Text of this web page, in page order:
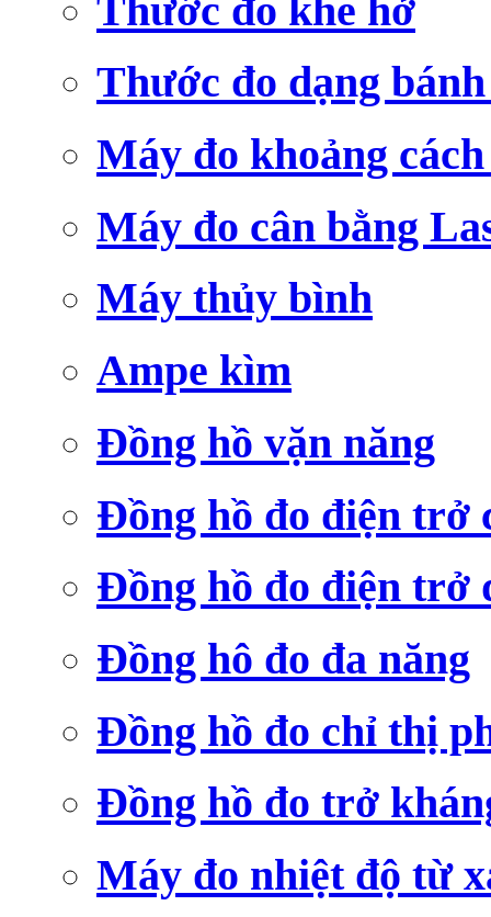
Thước đo khe hở
Thước đo dạng
Máy đo khoảng
Máy đo cân bằng
Máy thủy bình
Ampe kìm
Đồng hồ vặn năng
Đồng hồ đo điện trở
Đồng hồ đo điện trở
Đồng hô đo đa năng
Đồng hồ đo chỉ thị
Đồng hồ đo trở
Máy đo nhiệt độ từ